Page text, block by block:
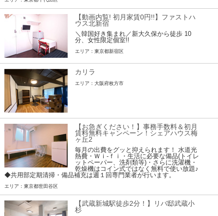
【動画内覧! 初月家賃0円!!】ファストハ
ウス北新宿
＼韓国好き集まれ／新大久保から徒歩 10
分、女性限定個室!!
エリア：東京都新宿区
カリラ
エリア：大阪府枚方市
【お急ぎください！】事務手数料＆初月
賃料無料キャンペーン！シェアハウス梅
ヶ丘2
毎月の出費をグッと抑えられます！ 水道光
熱費・Ｗｉ-ｆｉ・生活に必要な備品(トイレ
ットペーパー、洗剤類等)・さらに洗濯機・
乾燥機はコイン式ではなく無料で使い放題♪
◆共用部定期清掃・備品補充は週１回専門業者が行います。
エリア：東京都世田谷区
【武蔵新城駅徒歩2分！】リバ邸武蔵小
杉